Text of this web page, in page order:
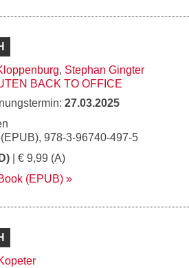
, Stephan Gingter
BACK TO OFFICE
27.03.2025
978-3-96740-497-5
| € 9,99 (A)
(EPUB)